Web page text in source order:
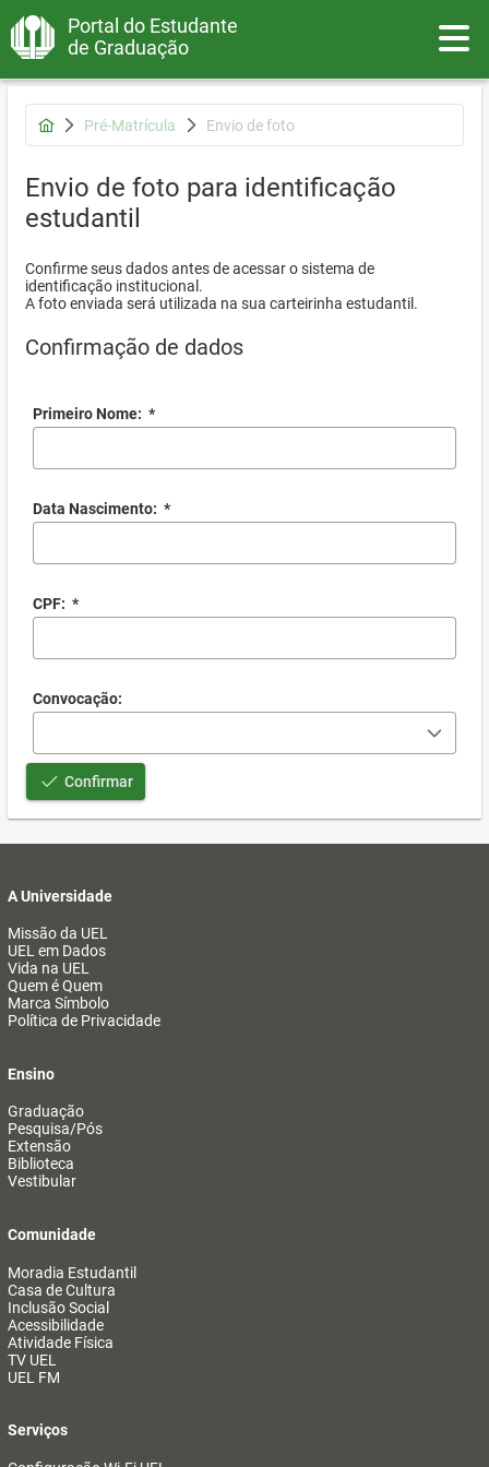
Portal do Estudante
de Graduação
Pré-Matrícula Envio de foto
Envio de foto para identificação
estudantil
Confirme seus dados antes de acessar o sistema de
identificação institucional.
A foto enviada será utilizada na sua carteirinha estudantil.
Confirmação de dados
Primeiro Nome: *
Data Nascimento: *
CPF: *
Convocação:
Confirmar
A Universidade
Missão da UEL
UEL em Dados
Vida na UEL
Quem é Quem
Marca Símbolo
Política de Privacidade
Ensino
Graduação
Pesquisa/Pós
Extensão
Biblioteca
Vestibular
Comunidade
Moradia Estudantil
Casa de Cultura
Inclusão Social
Acessibilidade
Atividade Física
TV UEL
UEL FM
Serviços